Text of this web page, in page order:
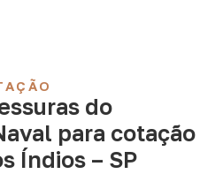
do
para cotação
Índios – SP